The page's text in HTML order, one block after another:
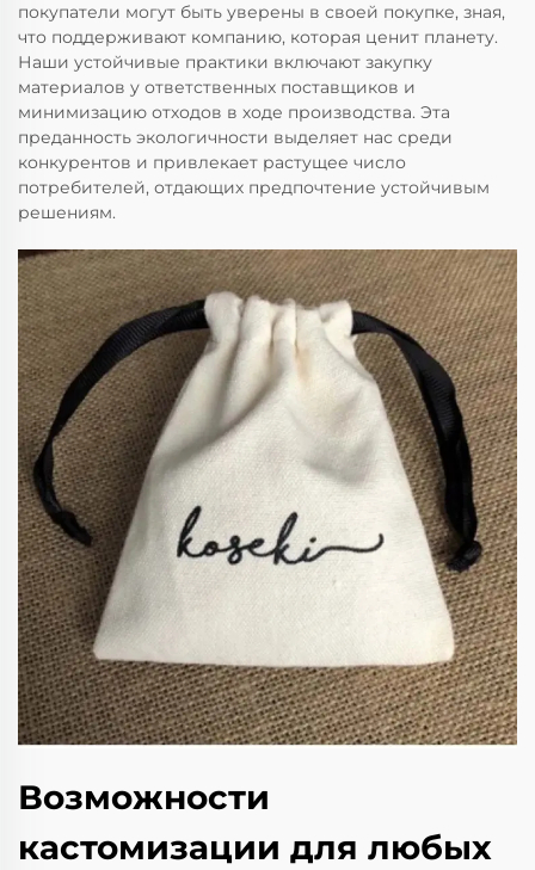
покупатели могут быть уверены в своей покупке, зная,
что поддерживают компанию, которая ценит планету.
Наши устойчивые практики включают закупку
материалов у ответственных поставщиков и
минимизацию отходов в ходе производства. Эта
преданность экологичности выделяет нас среди
конкурентов и привлекает растущее число
потребителей, отдающих предпочтение устойчивым
решениям.
Возможности
кастомизации для любых